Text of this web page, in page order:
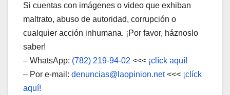
Si cuentas con imágenes o video que exhiban
maltrato, abuso de autoridad, corrupción o
cualquier acción inhumana. ¡Por favor, háznoslo
saber!
– WhatsApp: (782) 219-94-02 <<< ¡clíck aquí!
– Por e-mail: denuncias@laopinion.net<<< ¡clíck
aquí!